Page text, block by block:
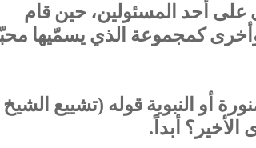
أحد المسئولين، حين قام
وأخرى كمجموعة الذي يسمّيها
أو النبوية قوله (تشييع الشيخ
الأخير؟ أبداً.